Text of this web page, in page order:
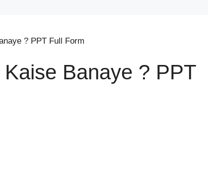
? PPT Full Form
Banaye ? PPT